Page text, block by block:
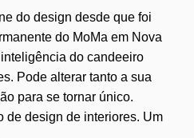
do design desde que foi
do MoMa em Nova
do candeeiro
Pode alterar tanto a sua
para se tornar único.
de design de interiores. Um